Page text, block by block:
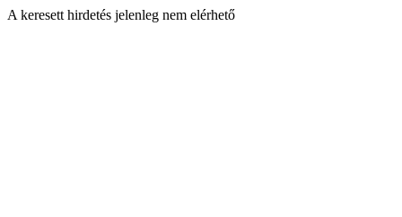
A keresett hirdetés jelenleg nem elérhető